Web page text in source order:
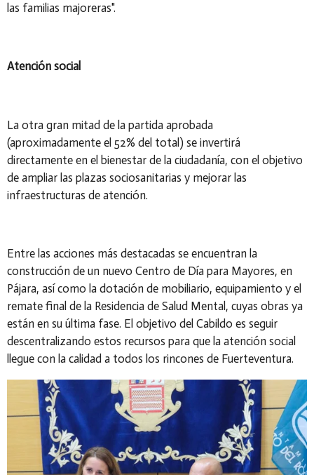
las familias majoreras".
Atención social
La otra gran mitad de la partida aprobada
(aproximadamente el 52% del total) se invertirá
directamente en el bienestar de la ciudadanía, con el objetivo
de ampliar las plazas sociosanitarias y mejorar las
infraestructuras de atención.
Entre las acciones más destacadas se encuentran la
construcción de un nuevo Centro de Día para Mayores, en
Pájara, así como la dotación de mobiliario, equipamiento y el
remate final de la Residencia de Salud Mental, cuyas obras ya
están en su última fase. El objetivo del Cabildo es seguir
descentralizando estos recursos para que la atención social
llegue con la calidad a todos los rincones de Fuerteventura.